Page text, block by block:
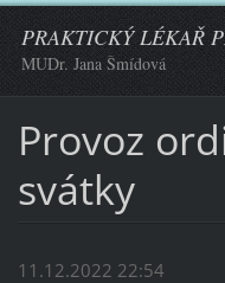
PRAKTICKÝ LÉKAŘ
MUDr. Jana Šmídová
Provoz
svátky
11.12.2022 22:54